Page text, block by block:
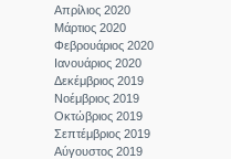
Απρίλιος 2020
Μάρτιος 2020
Φεβρουάριος 2020
Ιανουάριος 2020
Δεκέμβριος 2019
Νοέμβριος 2019
Οκτώβριος 2019
Σεπτέμβριος 2019
Αύγουστος 2019